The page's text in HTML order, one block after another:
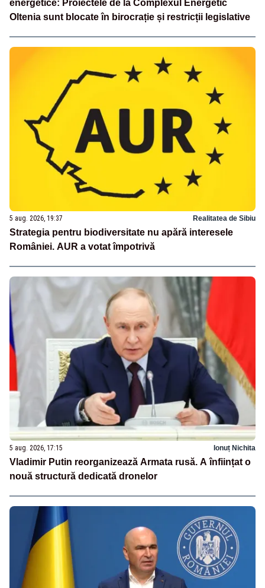
energetice: Proiectele de la Complexul Energetic
Oltenia sunt blocate în birocrație și restricții legislative
5 aug. 2026, 19:37 Realitatea de Sibiu
Strategia pentru biodiversitate nu apără interesele
României. AUR a votat împotrivă
5 aug. 2026, 17:15 Ionuț Nichita
Vladimir Putin reorganizează Armata rusă. A înființat o
nouă structură dedicată dronelor